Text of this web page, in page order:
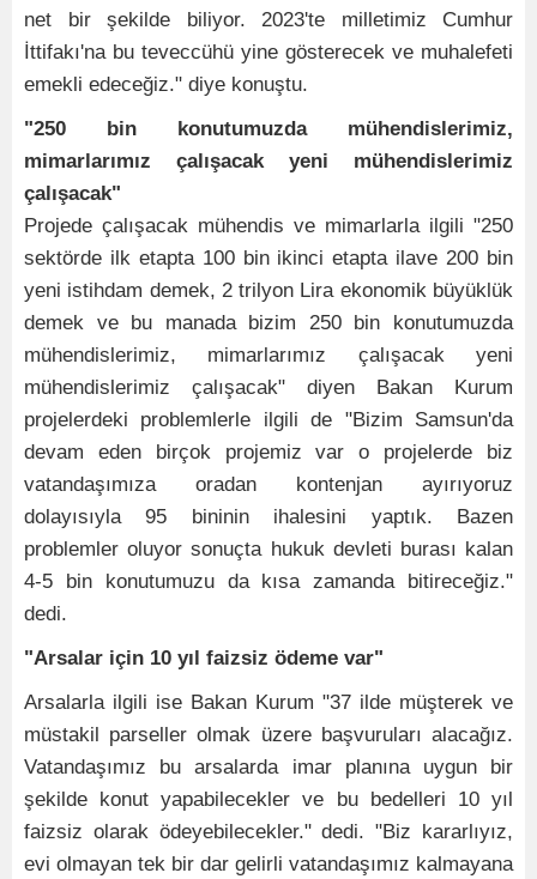
net bir şekilde biliyor. 2023'te milletimiz Cumhur
İttifakı'na bu teveccühü yine gösterecek ve muhalefeti
emekli edeceğiz." diye konuştu.
"250 bin konutumuzda mühendislerimiz,
mimarlarımız çalışacak yeni mühendislerimiz
çalışacak"
Projede çalışacak mühendis ve mimarlarla ilgili "250
sektörde ilk etapta 100 bin ikinci etapta ilave 200 bin
yeni istihdam demek, 2 trilyon Lira ekonomik büyüklük
demek ve bu manada bizim 250 bin konutumuzda
mühendislerimiz, mimarlarımız çalışacak yeni
mühendislerimiz çalışacak" diyen Bakan Kurum
projelerdeki problemlerle ilgili de "Bizim Samsun'da
devam eden birçok projemiz var o projelerde biz
vatandaşımıza oradan kontenjan ayırıyoruz
dolayısıyla 95 bininin ihalesini yaptık. Bazen
problemler oluyor sonuçta hukuk devleti burası kalan
4-5 bin konutumuzu da kısa zamanda bitireceğiz."
dedi.
"Arsalar için 10 yıl faizsiz ödeme var"
Arsalarla ilgili ise Bakan Kurum "37 ilde müşterek ve
müstakil parseller olmak üzere başvuruları alacağız.
Vatandaşımız bu arsalarda imar planına uygun bir
şekilde konut yapabilecekler ve bu bedelleri 10 yıl
faizsiz olarak ödeyebilecekler." dedi. "Biz kararlıyız,
evi olmayan tek bir dar gelirli vatandaşımız kalmayana